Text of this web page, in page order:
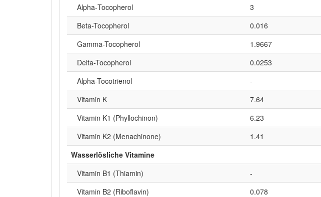
Alpha‑Tocopherol
3
Beta-Tocopherol
0.016
Gamma-Tocopherol
1.9667
Delta-Tocopherol
0.0253
Alpha-Tocotrienol
-
Vitamin K
7.64
Vitamin K1 (Phyllochinon)
6.23
Vitamin K2 (Menachinone)
1.41
Wasserlösliche Vitamine
Vitamin B1 (Thiamin)
-
Vitamin B2 (Riboflavin)
0.078